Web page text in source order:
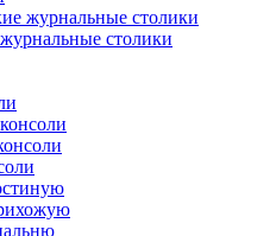
журнальные столики
столики